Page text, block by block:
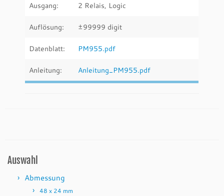
Ausgang: 2 Relais, Logic
Auflösung: ±99999 digit
Datenblatt: PM955.pdf
Anleitung: Anleitung_PM955.pdf
Auswahl
Abmessung
48 x 24 mm